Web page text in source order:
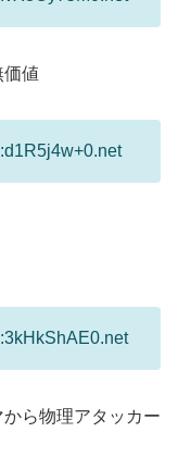
値
ら物理アタッカー